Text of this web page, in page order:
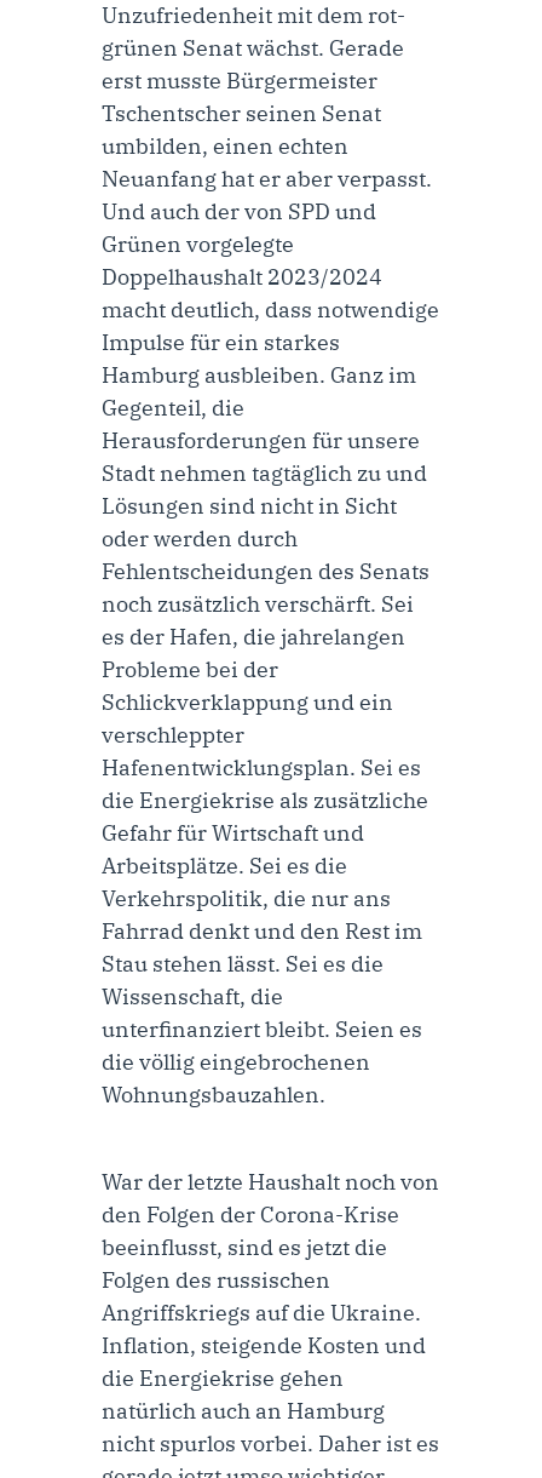
Unzufriedenheit mit dem rot-
grünen Senat wächst. Gerade
erst musste Bürgermeister
Tschentscher seinen Senat
umbilden, einen echten
Neuanfang hat er aber verpasst.
Und auch der von SPD und
Grünen vorgelegte
Doppelhaushalt 2023/2024
macht deutlich, dass notwendige
Impulse für ein starkes
Hamburg ausbleiben. Ganz im
Gegenteil, die
Herausforderungen für unsere
Stadt nehmen tagtäglich zu und
Lösungen sind nicht in Sicht
oder werden durch
Fehlentscheidungen des Senats
noch zusätzlich verschärft. Sei
es der Hafen, die jahrelangen
Probleme bei der
Schlickverklappung und ein
verschleppter
Hafenentwicklungsplan. Sei es
die Energiekrise als zusätzliche
Gefahr für Wirtschaft und
Arbeitsplätze. Sei es die
Verkehrspolitik, die nur ans
Fahrrad denkt und den Rest im
Stau stehen lässt. Sei es die
Wissenschaft, die
unterfinanziert bleibt. Seien es
die völlig eingebrochenen
Wohnungsbauzahlen.
War der letzte Haushalt noch von
den Folgen der Corona-Krise
beeinflusst, sind es jetzt die
Folgen des russischen
Angriffskriegs auf die Ukraine.
Inflation, steigende Kosten und
die Energiekrise gehen
natürlich auch an Hamburg
nicht spurlos vorbei. Daher ist es